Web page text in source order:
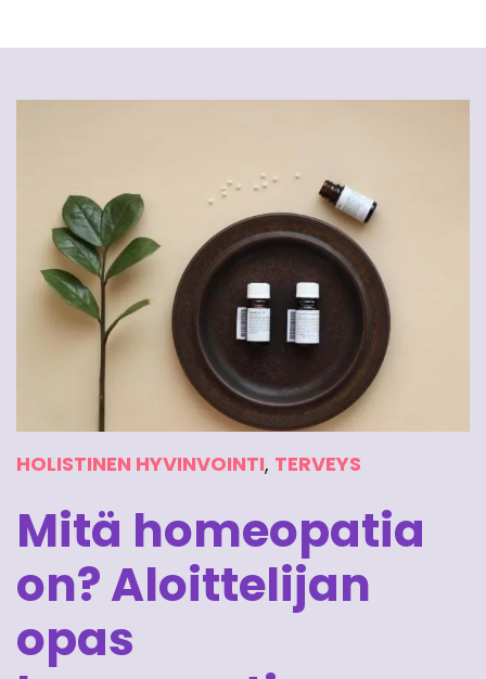
HOLISTINEN HYVINVOINTI, TERVEYS
Mitä homeopatia
on? Aloittelijan
opas